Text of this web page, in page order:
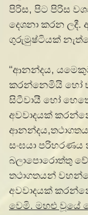
පිරිස, පිට පිරිස
දෙශනා කරන
ගුරුමුෂ්ටියක්
“ආනන්දය,
කරන්නෙමියි හෝ
සිටීවායී හෝ
අවවාදයක්
සංඝයා පරිහරණය
බලාපොරොත්තු
තථාගතයන්
අවවාදයක්
වෙමි. මහළු වූයේ